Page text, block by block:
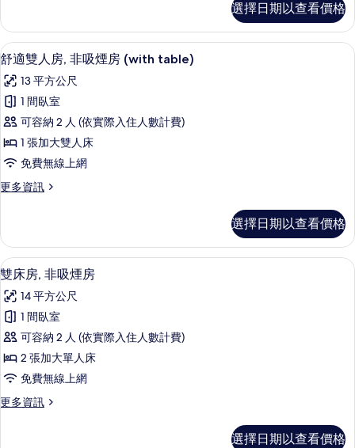
煙
房
(with
desk)
的
所
有
相
片
雙
人
房,
吸
煙
房
(with
desk)
的
詳
情
選擇日期以查看價格
顯
示
舒
適
雙
人
非
煙
房
(with
table)
的
所
有
相
片
7
舒適雙人房, 非吸煙房 (with table)
13 平方公尺
1 間臥室
可容納 2 人 (依實際入住人數計費)
1 張加大雙人床
免費無線上網
更多資訊
更
雙
人
房,
吸
煙
房
(with
table)
的
詳
情
選擇日期以查看價格
顯
示
雙
床
房,
非
煙
雙床房, 非吸煙房 | 羽絨被、書桌、遮
7
雙床房, 非吸煙房
14 平方公尺
1 間臥室
可容納 2 人 (依實際入住人數計費)
2 張加大單人床
免費無線上網
更多資訊
更
選擇日期以查看價格